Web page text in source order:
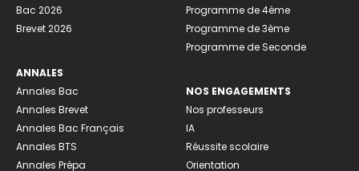
Bac 2026
Brevet 2026
ANNALES
Annales Bac
Annales Brevet
Annales Bac Français
Annales BTS
Annales Prépa
Programme de 4ème
Programme de 3ème
Programme de Seconde
NOS ENGAGEMENTS
Nos professeurs
IA
Réussite scolaire
Orientation